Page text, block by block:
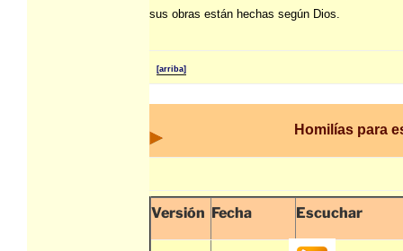
sus obras están hechas según Dios.
[arriba]
Homilías para
Versión Fecha Escuchar